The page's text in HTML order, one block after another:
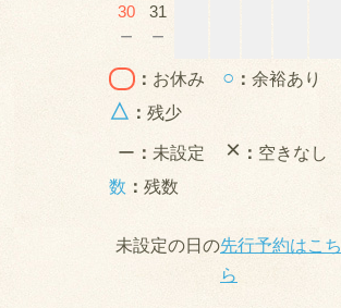
30
－
31
－
： お休み ○ ： 余裕あり
△ ： 残少
ー ： 未設定 × ： 空きなし
数 ： 残数
未設定の日の先行予約はこち
ら